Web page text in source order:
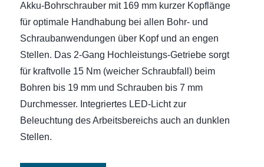
Akku-Bohrschrauber mit 169 mm kurzer Kopflänge
für optimale Handhabung bei allen Bohr- und
Schraubanwendungen über Kopf und an engen
Stellen. Das 2-Gang Hochleistungs-Getriebe sorgt
für kraftvolle 15 Nm (weicher Schraubfall) beim
Bohren bis 19 mm und Schrauben bis 7 mm
Durchmesser. Integriertes LED-Licht zur
Beleuchtung des Arbeitsbereichs auch an dunklen
Stellen.